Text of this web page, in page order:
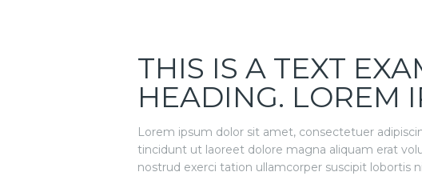
THIS IS A TEXT
HEADING. LOREM
Lorem ipsum dolor sit amet, consectetuer
tincidunt ut laoreet dolore magna aliquam erat
nostrud exerci tation ullamcorper suscipit lobortis